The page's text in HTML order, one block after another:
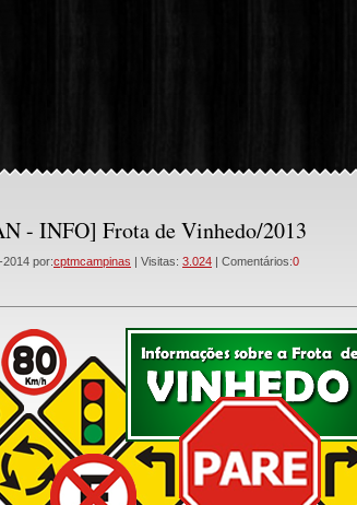
- INFO] Frota de Vinhedo/2013
por:cptmcampinas | Visitas: 3.024 | Comentários:0